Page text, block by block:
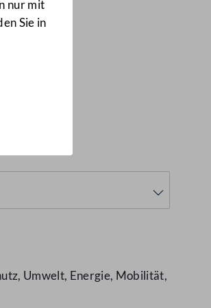
nur mit
Sie in
Anfragen
3636/J
Umwelt, Energie, Mobilität,